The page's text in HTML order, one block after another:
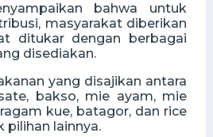
bahwa untuk
masyarakat diberikan
ditukar dengan berbagai
disediakan.
yang disajikan antara
bakso, mie ayam, mie
kue, batagor, dan rice
pilihan lainnya.